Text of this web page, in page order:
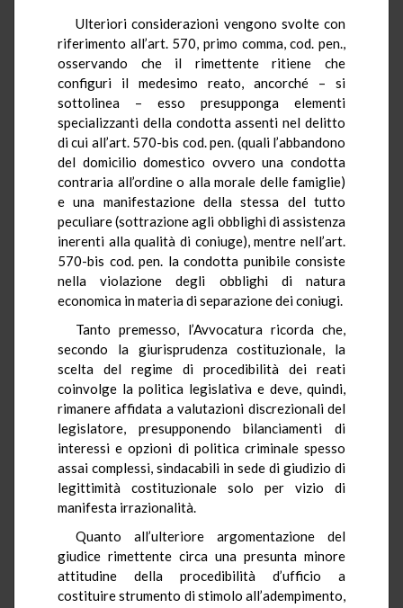
Ulteriori considerazioni vengono svolte con
riferimento all’art. 570, primo comma, cod. pen.,
osservando che il rimettente ritiene che
configuri il medesimo reato, ancorché – si
sottolinea – esso presupponga elementi
specializzanti della condotta assenti nel delitto
di cui all’art. 570-bis cod. pen. (quali l’abbandono
del domicilio domestico ovvero una condotta
contraria all’ordine o alla morale delle famiglie)
e una manifestazione della stessa del tutto
peculiare (sottrazione agli obblighi di assistenza
inerenti alla qualità di coniuge), mentre nell’art.
570-bis cod. pen. la condotta punibile consiste
nella violazione degli obblighi di natura
economica in materia di separazione dei coniugi.
Tanto premesso, l’Avvocatura ricorda che,
secondo la giurisprudenza costituzionale, la
scelta del regime di procedibilità dei reati
coinvolge la politica legislativa e deve, quindi,
rimanere affidata a valutazioni discrezionali del
legislatore, presupponendo bilanciamenti di
interessi e opzioni di politica criminale spesso
assai complessi, sindacabili in sede di giudizio di
legittimità costituzionale solo per vizio di
manifesta irrazionalità.
Quanto all’ulteriore argomentazione del
giudice rimettente circa una presunta minore
attitudine della procedibilità d’ufficio a
costituire strumento di stimolo all’adempimento,